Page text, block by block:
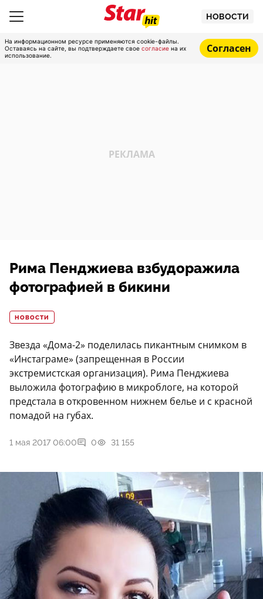
НОВОСТИ
На информационном ресурсе применяются cookie-файлы.
Оставаясь на сайте, вы подтверждаете свое согласие на их
использование.
Согласен
Рима Пенджиева взбудоражила
фотографией в бикини
НОВОСТИ
Звезда «Дома-2» поделилась пикантным снимком в
«Инстаграме» (запрещенная в России
экстремистская организация). Рима Пенджиева
выложила фотографию в микроблоге, на которой
предстала в откровенном нижнем белье и с красной
помадой на губах.
1 мая 2017 06:00 0 31 155